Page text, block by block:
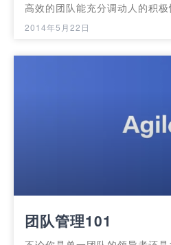
高效的团队能充分调动人的积
2014年5月22日
团队管理101